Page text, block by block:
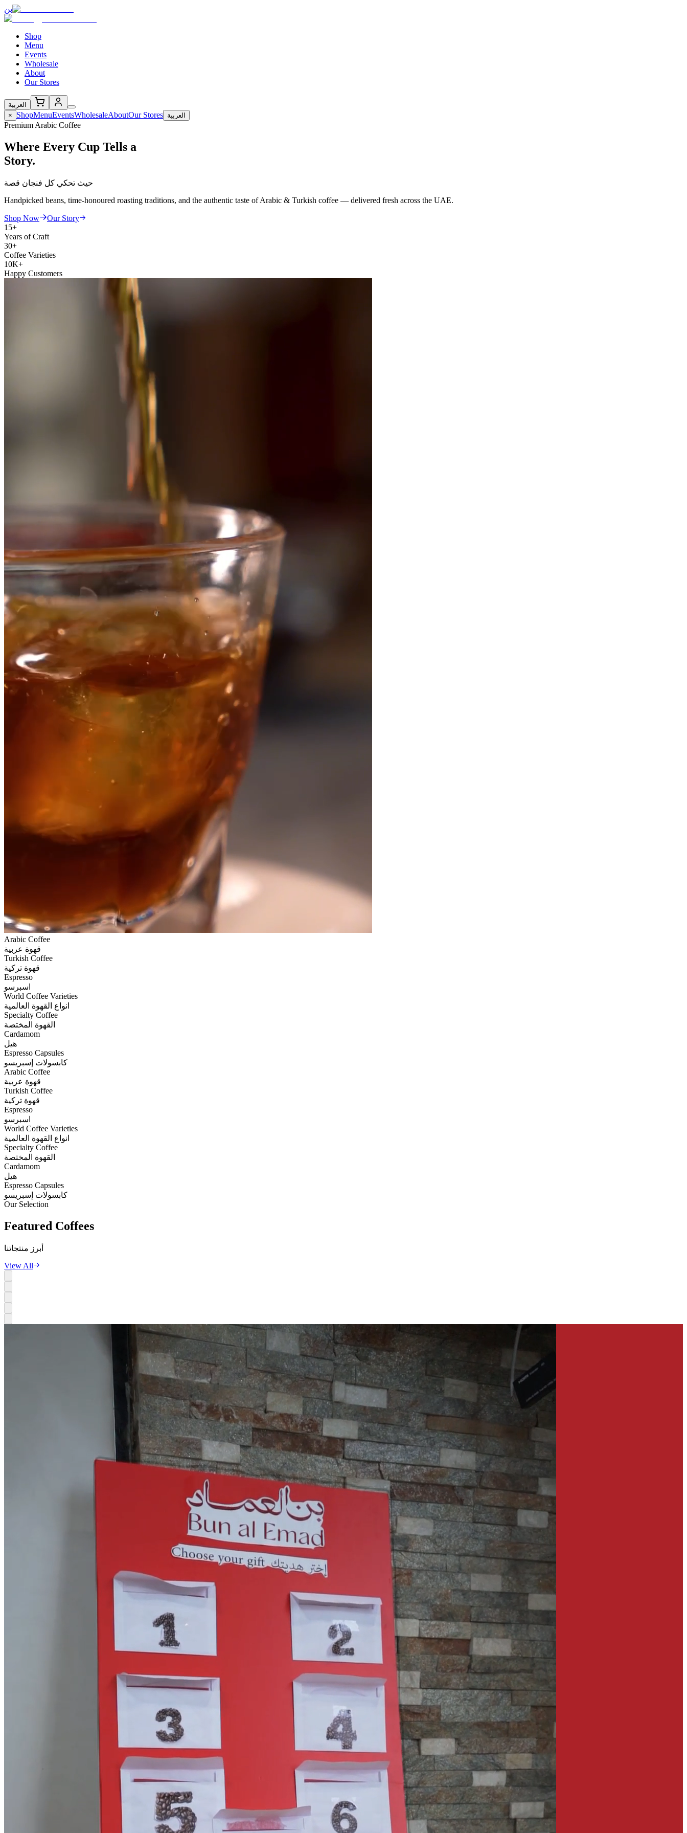
بن
Shop
Menu
Events
Wholesale
About
Our Stores
العربية
×
ShopMenuEventsWholesaleAboutOur Stores العربية
Premium Arabic Coffee
Where Every Cup Tells a
Story.
حيث تحكي كل فنجان قصة
Handpicked beans, time-honoured roasting traditions, and the authentic taste of Arabic & Turkish coffee — delivered fresh across the UAE.
Shop Now
Our Story
15+
Years of Craft
30+
Coffee Varieties
10K+
Happy Customers
Arabic Coffee
قهوة عربية
Turkish Coffee
قهوة تركية
Espresso
اسبرسو
World Coffee Varieties
انواع القهوة العالمية
Specialty Coffee
القهوة المختصة
Cardamom
هيل
Espresso Capsules
كابسولات إسبريسو
Arabic Coffee
قهوة عربية
Turkish Coffee
قهوة تركية
Espresso
اسبرسو
World Coffee Varieties
انواع القهوة العالمية
Specialty Coffee
القهوة المختصة
Cardamom
هيل
Espresso Capsules
كابسولات إسبريسو
Our Selection
Featured Coffees
أبرز منتجاتنا
View All